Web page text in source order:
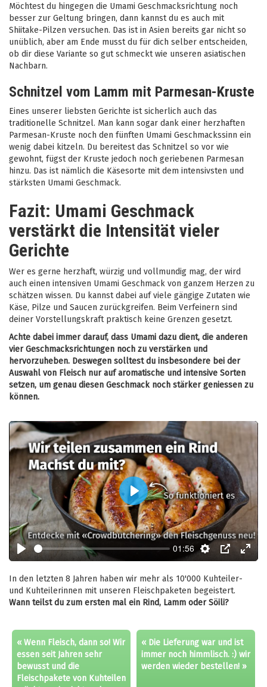
Möchtest du hingegen die Umami Geschmacksrichtung noch
besser zur Geltung bringen, dann kannst du es auch mit
Shiitake-Pilzen versuchen. Das ist in Asien bereits gar nicht so
unüblich, aber am Ende musst du für dich selber entscheiden,
ob dir diese Variante so gut schmeckt wie unseren asiatischen
Nachbarn.
Schnitzel vom Lamm mit Parmesan-Kruste
Eines unserer liebsten Gerichte ist sicherlich auch das
traditionelle Schnitzel. Man kann sogar dank einer herzhaften
Parmesan-Kruste noch den fünften Umami Geschmackssinn ein
wenig dabei kitzeln. Du bereitest das Schnitzel so vor wie
gewohnt, fügst der Kruste jedoch noch geriebenen Parmesan
hinzu. Das ist nämlich die Käsesorte mit dem intensivsten und
stärksten Umami Geschmack.
Fazit: Umami Geschmack
verstärkt die Intensität vieler
Gerichte
Wer es gerne herzhaft, würzig und vollmundig mag, der wird
auch einen intensiven Umami Geschmack von ganzem Herzen zu
schätzen wissen. Du kannst dabei auf viele gängige Zutaten wie
Käse, Pilze und Saucen zurückgreifen. Beim Verfeinern sind
deiner Vorstellungskraft praktisch keine Grenzen gesetzt.
Achte dabei immer darauf, dass Umami dazu dient, die anderen
vier Geschmacksrichtungen noch zu verstärken und
hervorzuheben. Deswegen solltest du insbesondere bei der
Auswahl von Fleisch nur auf aromatische und intensive Sorten
setzen, um genau diesen Geschmack noch stärker geniessen zu
können.
Play
01:56
Settings
PIP Enter
Play
In den letzten 8 Jahren haben wir mehr als 10'000 Kuhteiler-
und Kuhteilerinnen mit unseren Fleischpaketen begeistert.
Wann teilst du zum ersten mal ein Rind, Lamm oder Söili?
« Wenn Fleisch, dann so! Wir
essen seit Jahren sehr
bewusst und die
Fleischpakete von Kuhteilen
« Die Lieferung war und ist
immer noch himmlisch. :) wir
werden wieder bestellen! »